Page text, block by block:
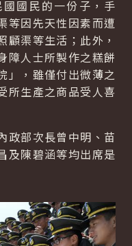
國民的一份子，手
等因先天性因素而遭
顧渠等生活；此外，
障人士所製作之糕餅
」，雖僅付出微薄之
所生產之商品受人喜
政部次長曾中明、苗
及陳碧涵等均出席是